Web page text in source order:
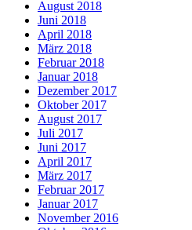
August 2018
Juni 2018
April 2018
März 2018
Februar 2018
Januar 2018
Dezember 2017
Oktober 2017
August 2017
Juli 2017
Juni 2017
April 2017
März 2017
Februar 2017
Januar 2017
November 2016